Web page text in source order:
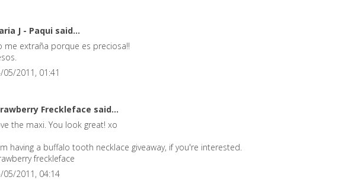
J - Paqui said...
me extraña porque es preciosa!!
05/2011, 01:41
Freckleface said...
the maxi. You look great! xo
having a buffalo tooth necklace giveaway, if you're interested.
freckleface
05/2011, 04:14